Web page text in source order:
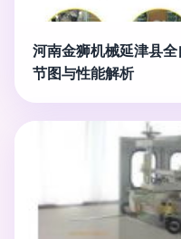
河南金狮机械延津县
节图与性能解析